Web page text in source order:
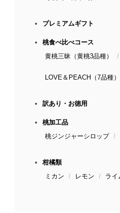
プレミアムギフト
桃食べ比べコース
黄桃三昧（黄桃3品種）
LOVE＆PEACH（7品種）
訳あり・お徳用
桃加工品
桃ジンジャーシロップ
柑橘類
ミカン
レモン ライ